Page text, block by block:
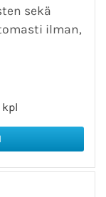
sekä
ilman,